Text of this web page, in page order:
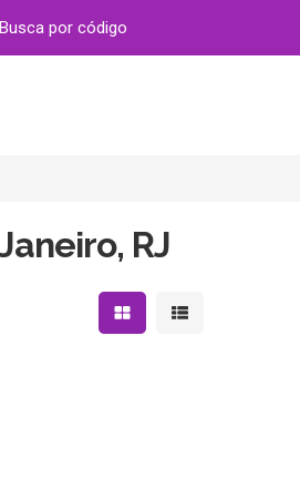
RJ
Mostrar resultados em
Mostrar